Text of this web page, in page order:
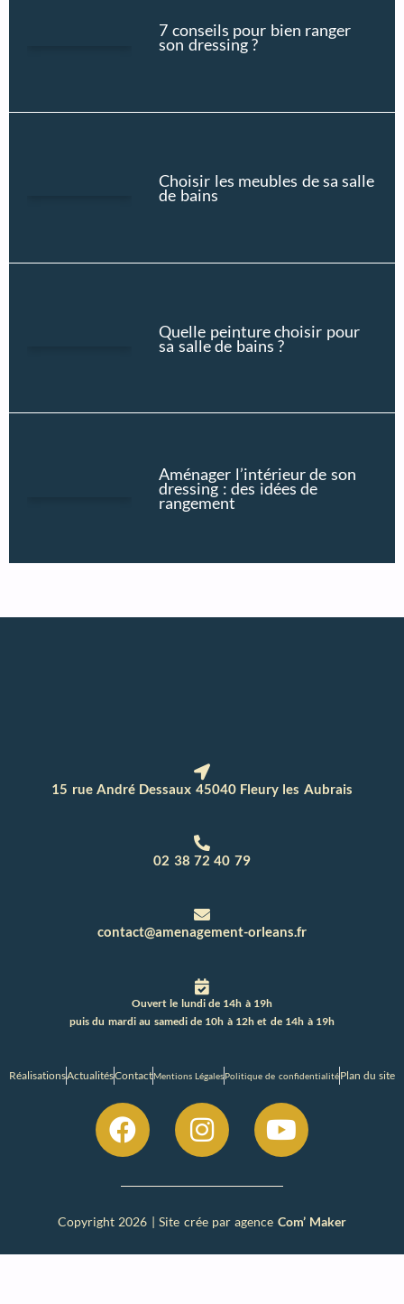
7 conseils pour bien ranger
son dressing ?
Choisir les meubles de sa salle
de bains
Quelle peinture choisir pour
sa salle de bains ?
Aménager l’intérieur de son
dressing : des idées de
rangement
15 rue André Dessaux 45040 Fleury les Aubrais
02 38 72 40 79
contact@amenagement-orleans.fr
Ouvert le lundi de 14h à 19h
puis du mardi au samedi de 10h à 12h et de 14h à 19h
RéalisationsActualitésContactMentions LégalesPolitique de confidentialitéPlan du site
Copyright 2026 | Site crée par agence Com’ Maker